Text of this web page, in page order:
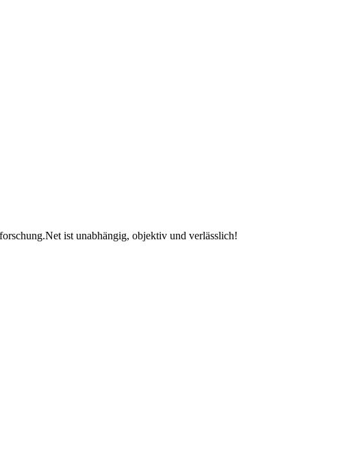
ist unabhängig, objektiv und verlässlich!